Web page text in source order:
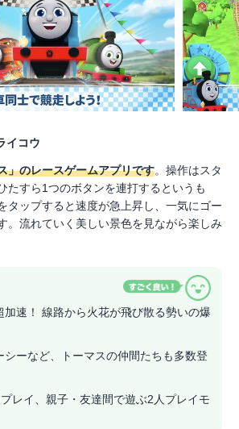
イコウ
」のレースゲームアプリです。操作はスタ
たすら1つのボタンを連打するというも
タップすると速度が急上昇し、一気にゴー
。流れていく美しい景色を見ながら楽しみ
加速！ 線路から火花が飛び散る勢いの爆
シーなど、トーマスの仲間たちも多数登
レイ、親子・友達間で遊ぶ2人プレイモ